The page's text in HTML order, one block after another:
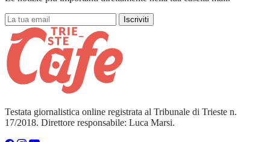
Iscriviti
Testata giornalistica online registrata al Tribunale di Trieste n.
17/2018. Direttore responsabile: Luca Marsi.